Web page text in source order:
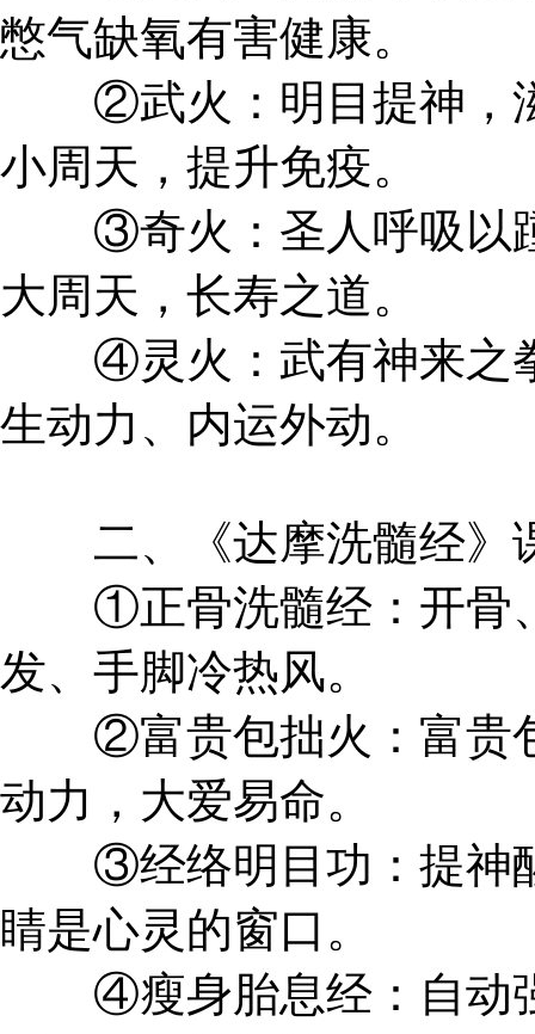
憋气缺氧有害健康。
②武火：明目提神，滋
小周天，提升免疫。
③奇火：圣人呼吸以踵
大周天，长寿之道。
④灵火：武有神来之拳
生动力、内运外动。
二、《达摩洗髓经》
①正骨洗髓经：开骨、
发、手脚冷热风。
②富贵包拙火：富贵包
动力，大爱易命。
③经络明目功：提神醒
睛是心灵的窗口。
④瘦身胎息经：自动强